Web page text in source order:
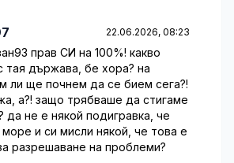
22.06.2026, 08:23
прав СИ на 100%! какво
тая държава, бе хора? на
ли ще почнем да се бием сега?!
а?! защо трябваше да стигаме
да не е някой подигравка, че
и си мисли някой, че това е
разрешаване на проблеми?